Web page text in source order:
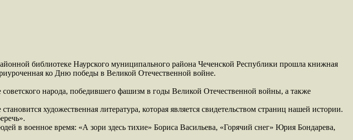
библиотеке Наурского муниципального района Чеченской Республики прошла книжная
ко Дню победы в Великой Отечественной войне.
народа, победившего фашизм в годы Великой Отечественной войны, а также
художественная литература, которая является свидетельством страниц нашей истории.
в военное время: «А зори здесь тихие» Бориса Васильева, «Горячий снег» Юрия Бондарева,